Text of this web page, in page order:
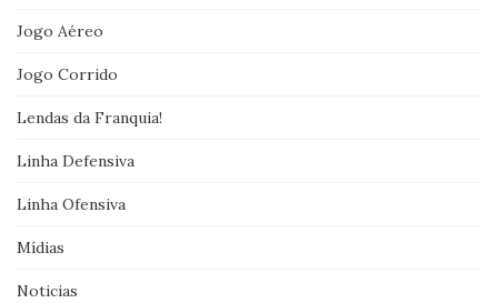
Jogo Aéreo
Jogo Corrido
Lendas da Franquia!
Linha Defensiva
Linha Ofensiva
Mídias
Noticias